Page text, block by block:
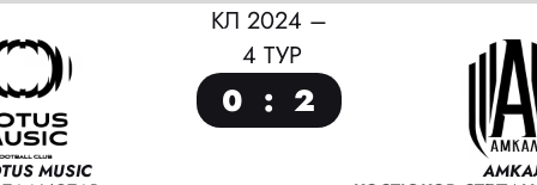
MUSIC
КЛ 2024 –
4 ТУР
0 : 2